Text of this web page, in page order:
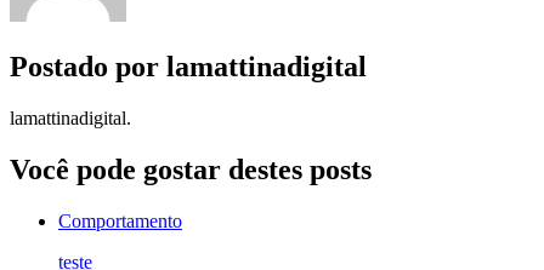
Postado por lamattinadigital
lamattinadigital.
Você pode gostar destes posts
Comportamento
teste